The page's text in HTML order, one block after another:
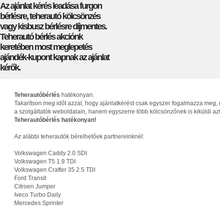
Az ajánlat kérés leadása furgon
bérlésre, teherautó kölcsönzés
vagy kisbusz bérlésre díjmentes.
Teherautó bérlés akciónk
keretében most meglepetés
ajándék-kupont kapnak az ajánlat
kérők.
Teherautóbérlés hatékonyan.
Takarítson meg időt azzal, hogy ajánlatkérést csak egyszer fogalmazza
a szolgáltatók weboldalain, hanem egyszerre több kölcsönzőnek is kiküldi
Teherautóbérlés hatékonyan!
Az alábbi teherautók bérelhetőek partnereinknél:
Volkswagen Caddy 2.0 SDI
Volkswagen T5 1.9 TDI
Volkswagen Crafter 35 2.5 TDI
Ford Transit
Citroen Jumper
Iveco Turbo Daily
Mercedes Sprinter